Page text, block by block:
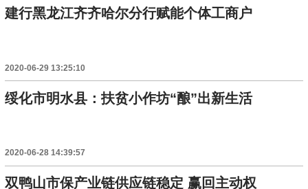
建行黑龙江齐齐哈尔分行赋能个体工商户
2020-06-29 13:25:10
绥化市明水县：扶贫小作坊“酿”出新生活
2020-06-28 14:39:57
双鸭山市保产业链供应链稳定 赢回主动权